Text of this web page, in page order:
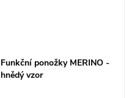
Funkční ponožky MERINO -
hnědý vzor